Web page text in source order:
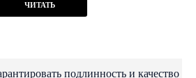
ЧИТАТЬ
подлинность и качество